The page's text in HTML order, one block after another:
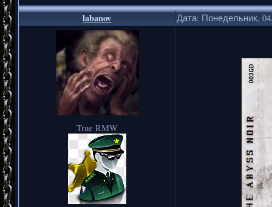
labanov Дата: Понедельник,
True RMW